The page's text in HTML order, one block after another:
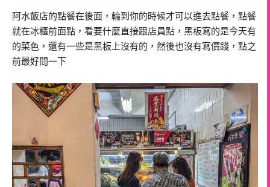
阿水飯店的點餐在後面，輪到你的時候才可以進去點餐，點餐
就在冰櫃前面點，看要什麼直接跟店員點，黑板寫的是今天有
的菜色，還有一些是黑板上沒有的，然後也沒有寫價錢，點之
前最好問一下